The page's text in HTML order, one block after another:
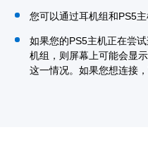
您可以通过耳机组和PS5主
如果您的PS5主机正在尝
机组，则屏幕上可能会显示
这一情况。如果您想连接